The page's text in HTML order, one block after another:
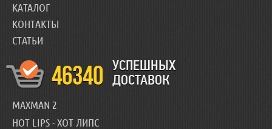
КАТАЛОГ
КОНТАКТЫ
СТАТЬИ
46340
УСПЕШНЫХ
ДОСТАВОК
MAXMAN 2
HOT LIPS - ХОТ ЛИПС